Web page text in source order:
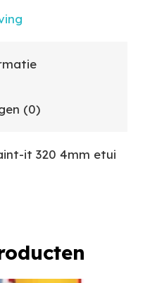
(0)
it 320 4mm etui